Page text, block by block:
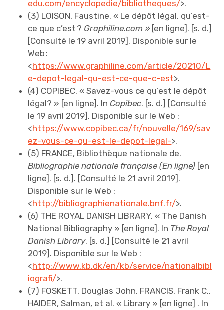
edu.com/encyclopedie/bibliotheques/>.
(3) LOISON, Faustine. « Le dépôt légal, qu’est-
ce que c’est ? Graphiline.com » [en ligne]. [s. d.]
[Consulté le 19 avril 2019]. Disponible sur le
Web :
<https://www.graphiline.com/article/20210/L
e-depot-legal-qu-est-ce-que-c-est>.
(4) COPIBEC. « Savez-vous ce qu’est le dépôt
légal? » [en ligne]. InCopibec. [s. d.] [Consulté
le 19 avril 2019]. Disponible sur le Web :
<https://www.copibec.ca/fr/nouvelle/169/sav
ez-vous-ce-qu-est-le-depot-legal->.
(5) FRANCE, Bibliothèque nationale de.
Bibliographie nationale française (En ligne) [en
ligne]. [s. d.]. [Consulté le 21 avril 2019].
Disponible sur le Web :
<http://bibliographienationale.bnf.fr/>.
(6) THE ROYAL DANISH LIBRARY. « The Danish
National Bibliography » [en ligne]. ln The Royal
Danish Library. [s. d.] [Consulté le 21 avril
2019]. Disponible sur le Web :
<http://www.kb.dk/en/kb/service/nationalbibl
iografi/>.
(7) FOSKETT, Douglas John, FRANCIS, Frank C.,
HAIDER, Salman, et al. « Library » [en ligne] . ln